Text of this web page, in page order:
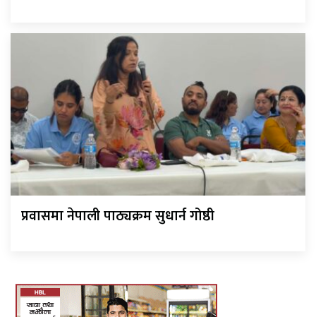
प्रवासमा नेपाली पाठ्यक्रम सुधार्न गोष्ठी